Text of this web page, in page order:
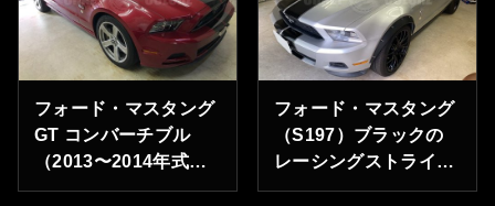
フォード・マスタング
GT コンバーチブル
（2013〜2014年式）
ブラックのレーシング
フォード・マスタング
（S197）ブラックの
レーシングストライプ
施工